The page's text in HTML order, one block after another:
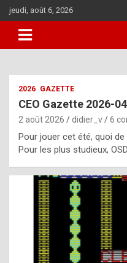
Aller
au
contenu
jeudi, août 6, 2026
2026 GAZETTE
CEO Gazette 2026-04
2 août 2026 didier_v 6
Pour jouer cet été, quoi
Pour les plus studieux,